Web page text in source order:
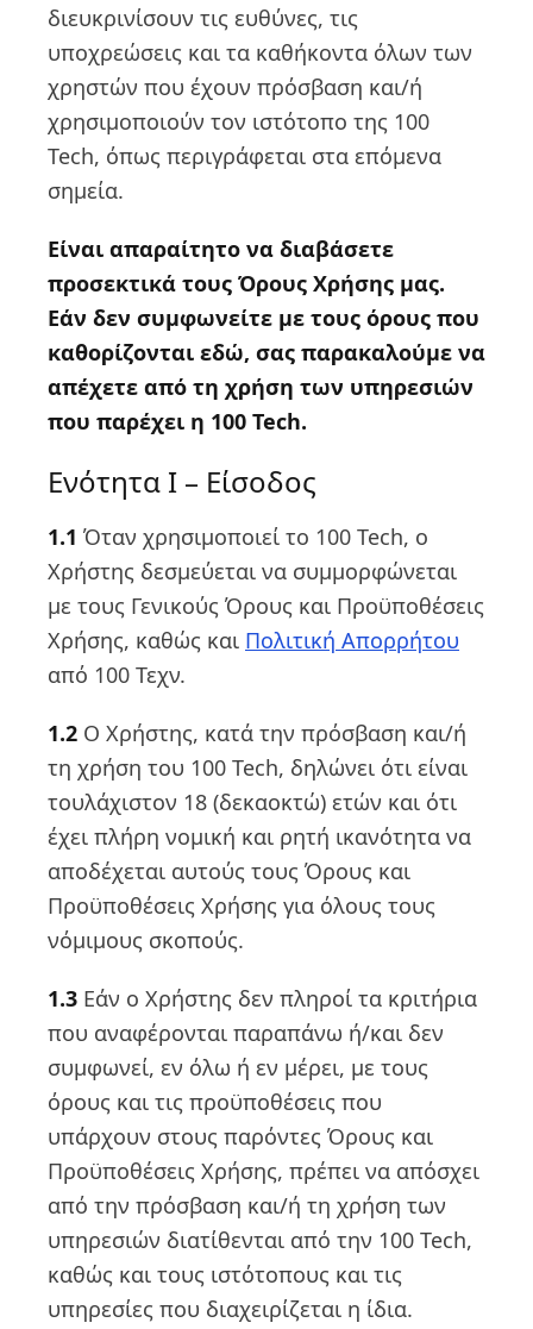
διευκρινίσουν τις ευθύνες, τις
υποχρεώσεις και τα καθήκοντα όλων των
χρηστών που έχουν πρόσβαση και/ή
χρησιμοποιούν τον ιστότοπο της 100
Tech, όπως περιγράφεται στα επόμενα
σημεία.
Είναι απαραίτητο να διαβάσετε
προσεκτικά τους Όρους Χρήσης μας.
Εάν δεν συμφωνείτε με τους όρους που
καθορίζονται εδώ, σας παρακαλούμε να
απέχετε από τη χρήση των υπηρεσιών
που παρέχει η 100 Tech.
Ενότητα Ι – Είσοδος
1.1 Όταν χρησιμοποιεί το 100 Tech, ο
Χρήστης δεσμεύεται να συμμορφώνεται
με τους Γενικούς Όρους και Προϋποθέσεις
Χρήσης, καθώς και Πολιτική Απορρήτου
από 100 Τεχν.
1.2 Ο Χρήστης, κατά την πρόσβαση και/ή
τη χρήση του 100 Tech, δηλώνει ότι είναι
τουλάχιστον 18 (δεκαοκτώ) ετών και ότι
έχει πλήρη νομική και ρητή ικανότητα να
αποδέχεται αυτούς τους Όρους και
Προϋποθέσεις Χρήσης για όλους τους
νόμιμους σκοπούς.
1.3 Εάν ο Χρήστης δεν πληροί τα κριτήρια
που αναφέρονται παραπάνω ή/και δεν
συμφωνεί, εν όλω ή εν μέρει, με τους
όρους και τις προϋποθέσεις που
υπάρχουν στους παρόντες Όρους και
Προϋποθέσεις Χρήσης, πρέπει να απόσχει
από την πρόσβαση και/ή τη χρήση των
υπηρεσιών διατίθενται από την 100 Tech,
καθώς και τους ιστότοπους και τις
υπηρεσίες που διαχειρίζεται η ίδια.